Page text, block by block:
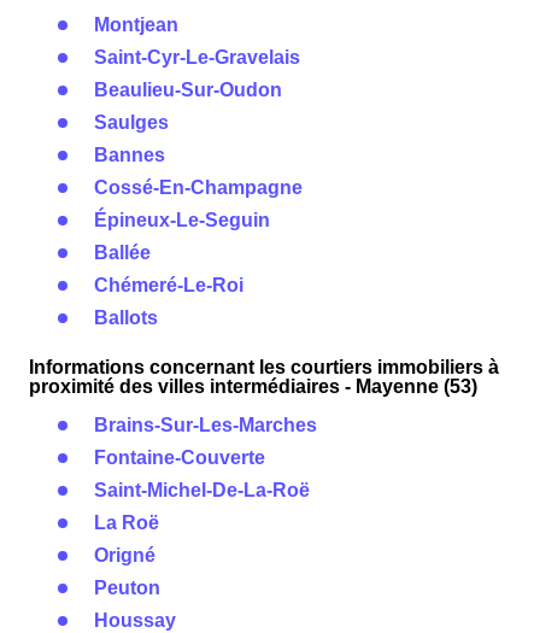
Montjean
Saint-Cyr-Le-Gravelais
Beaulieu-Sur-Oudon
Saulges
Bannes
Cossé-En-Champagne
Épineux-Le-Seguin
Ballée
Chémeré-Le-Roi
Ballots
Informations concernant les courtiers immobiliers à
proximité des villes intermédiaires - Mayenne (53)
Brains-Sur-Les-Marches
Fontaine-Couverte
Saint-Michel-De-La-Roë
La Roë
Origné
Peuton
Houssay